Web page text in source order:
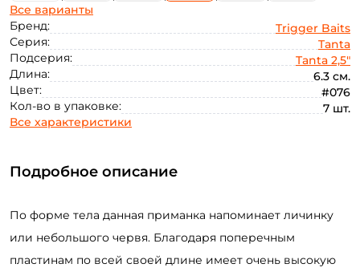
Все варианты
Бренд:
Trigger Baits
Серия:
Tanta
Подсерия:
Tanta 2,5"
Длина:
6.3 см.
Цвет:
#076
Кол-во в упаковке:
7 шт.
Все характеристики
Подробное описание
По форме тела данная приманка напоминает личинку
или небольшого червя. Благодаря поперечным
пластинам по всей своей длине имеет очень высокую